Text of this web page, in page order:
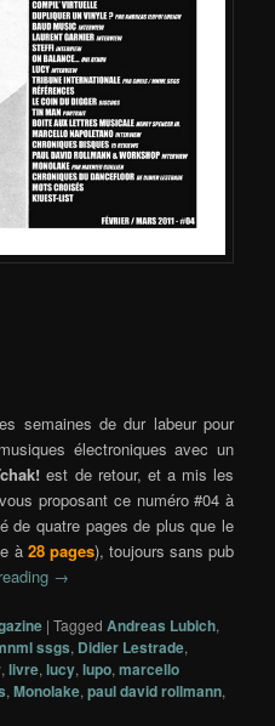
semaines de dur labeur pour
électroniques avec un
est de retour, et a mis les
proposant ce numéro #04 à
de quatre pages de plus que le
à 28 pages), toujours sans pub
→
|Tagged Andreas Lubich,
ssgs, Didier Lestrade,
,livre,lucy,lupo,marcello
,Monolake,paul david rollmann,